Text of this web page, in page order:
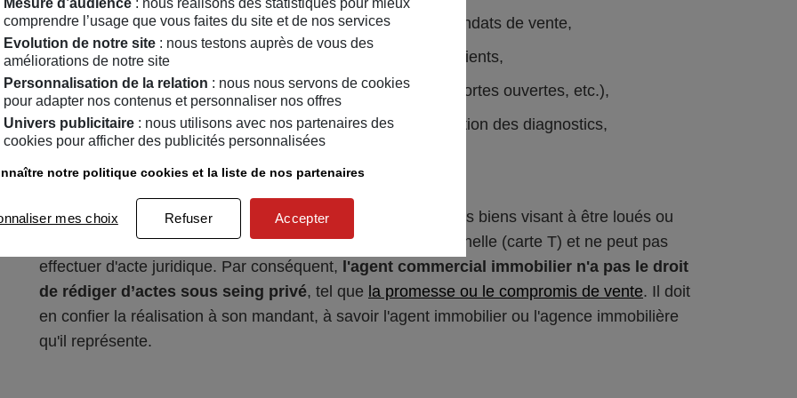
Rechercher des biens immobiliers afin de signer des mandats de vente,
Réaliser des études financières pour le compte de ses clients,
Organiser des actions commerciales (visites d'un bien
, portes ouvertes, etc.),
Conseiller ses clients (définition du prix de vente, réalisation des diagnostics,
recommandation d’uncourtier immobilier
Aider dans lanégociation du prix de vente.
Le mandataire immobilier indépendant peut intervenir sur des biens visant à être loués ou
vendus. En revanche, il ne possède pas de carte professionnelle (carte T) et ne peut pas
effectuer d'acte juridique. Par conséquent, l'agent commercial immobilier n'a pas le droit
de rédiger d’actes sous seing privé, tel que la promesse ou le compromis de vente. Il doit
en confier la réalisation à son mandant, à savoir l'agent immobilier ou l'agence immobilière
qu'il représente.
comprendre l’usage que vous faites du site et de nos services
Evolution de notre site : nous testons auprès de vous des
améliorations de notre site
Personnalisation de la relation : nous nous servons de cookies
pour adapter nos contenus et personnaliser nos offres
Univers publicitaire : nous utilisons avec nos partenaires des
cookies pour afficher des publicités personnalisées
notre politique cookies et la liste de nos partenaires
mes choix Refuser Accepter